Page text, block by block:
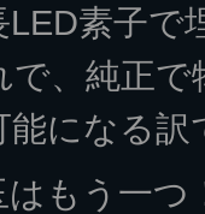
素子
で、純正
になる訳
もう一つ